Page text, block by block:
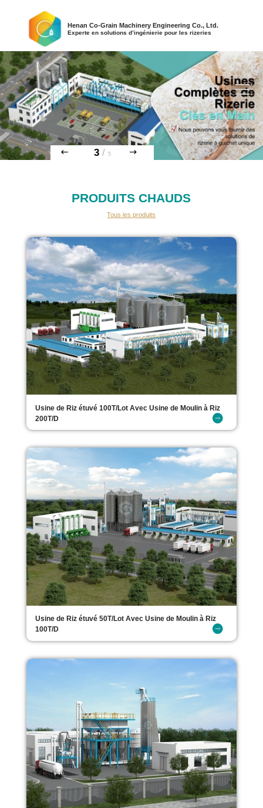
Henan Co-Grain Machinery Engineering Co., Ltd.
Experte en solutions d’ingénierie pour les rizeries
3/ 5
PRODUITS CHAUDS
Tous les produits
Usine de Riz étuvé 100T/Lot Avec Usine de Moulin à Riz
200T/D
Usine de Riz étuvé 50T/Lot Avec Usine de Moulin à Riz
100T/D